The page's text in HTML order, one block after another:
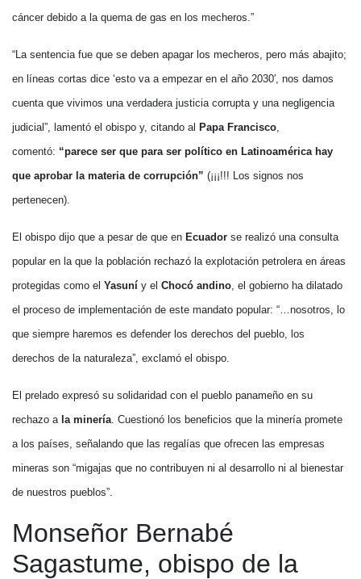
cáncer debido a la quema de gas en los mecheros.”
“La sentencia fue que se deben apagar los mecheros, pero más abajito;
en líneas cortas dice ‘esto va a empezar en el año 2030′, nos damos
cuenta que vivimos una verdadera justicia corrupta y una negligencia
judicial”, lamentó el obispo y, citando al Papa Francisco,
comentó: “parece ser que para ser político en Latinoamérica hay
que aprobar la materia de corrupción” (¡¡¡!!! Los signos nos
pertenecen).
El obispo dijo que a pesar de que en Ecuador se realizó una consulta
popular en la que la población rechazó la explotación petrolera en áreas
protegidas como el Yasuní y el Chocó andino, el gobierno ha dilatado
el proceso de implementación de este mandato popular: “…nosotros, lo
que siempre haremos es defender los derechos del pueblo, los
derechos de la naturaleza”, exclamó el obispo.
El prelado expresó su solidaridad con el pueblo panameño en su
rechazo a la minería. Cuestionó los beneficios que la minería promete
a los países, señalando que las regalías que ofrecen las empresas
mineras son “migajas que no contribuyen ni al desarrollo ni al bienestar
de nuestros pueblos”.
Monseñor Bernabé
Sagastume, obispo de la